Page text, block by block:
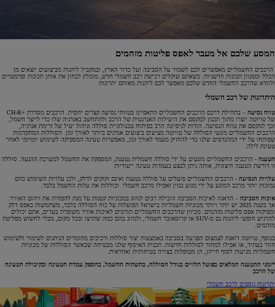
המסע שלכם אל מעבר לאפס פליטות מזהמים
הרכבים החשמליים מאפשרים לכם לשמור על הסביבה ועל כדור הארץ, ובמקביל ליהנות מביצועים יוצאים מן
הכלל וממגוון תכונות חדשניות. כשאתם שוקלים רכישת רכב חשמלי חדש, מומלץ לבחון את אותן תכונות ופרמטרים
ולוודא שהרכב החשמלי החדש שלכם מאפשר לכם ליהנות מאותם יתרונות
היתרונות של רכב חשמלי
טווח נסיעה
– בתחילת דרכם הרכבים החשמליים התאפיינו בטווחי נסיעה קצרים יחסית. הרכבים מסדרת +CH-R
של טויוטה יוצרו מתוך תכנון למקסם את היעילות האנרגטית של הרכב ולהתחשב באנרגיה שלו כדי לייצר חשמל,
וכך למקסם את טווח הנסיעה. הודות לניסיונה הרב בפיתוח טכנולוגיית סוללה וניהול יעיל של זרימת אנרגיה,
הרכבים החשמליים מונעי הסוללה של טויוטה מציעים ביצועים אמינים ביותר לאורך זמן. הסוללות המתקדמות
שפותחו על ידי המהנדסים שלנו כדי להחזיק מעמד לאורך זמן, מאפשרות טעינה המספיקה לשימוש יומיומי לאחר
טעינת לילה.
הטענה - הרכבים החשמליים מונעים על ידי סוללה חשמלית נטענת, המספקת את החשמל למערכת ההנעה. סוללה
זו דורשת הטענה חיצונית, אותה ניתן לבצע בעמדות טעינה ייעודיות
עלויות הנסיעה - הרכבים החשמליים פועלים על סוללה נטענת ואינם זקוקים לדלק, ולכן עלויות השימוש בהם
נמוכות יותר מרכב המונע על ידי מנוע בנזין ואפילו מרכב חשמלי וכוללות את עלות החשמל בלבד.
איכות הסביבה – הדאגה לאיכות הסביבה הובילה רבים לנהוג במכוניות קטנות על מנת להפחית את זיהום האוויר.
אך בשנת 2025 יש יותר ויותר מכוניות חשמליות בישראל הפועלות על כוח הסוללה בלבד, משתמשות באפס דלק
ומפיקות אפס פליטות מזהמים. מכיוון שהרכבים החשמליים תורמים לאיכות אוויר משופרת בערים, אתם יכולים
להרגיש חופשי ליהנות גם מ-SUV או קרוסאובר חשמלי, ולנהוג בהם כמה שתרצו ובכל מקום, מבלי לחשוש מפליטת
מזהמים.
בנוסף, טויוטה דואגת לצמצום הפגיעה בסביבה באמצעות יצור סוללות ורכיבים מחומרים הניתנים לשימור ולשימוש
חוזר בעתיד, או אפילו למחזר לסוללות חדשות. תכנית האיסוף שלנו מבטיחה שכאשר הסוללות של מכוניות
חשמליות מגיעות לסוף חייהן, הן מטופלות בצורה בטיחותית ואחראית.
*זמני ההטענה המלאים בפועל תלויים בגודל הסוללה, בתשתית החשמל, בהספק עמדת הטעינה ובקיבולת הטעינה
של הרכב
יתרונות נוספים לרכב חשמלי